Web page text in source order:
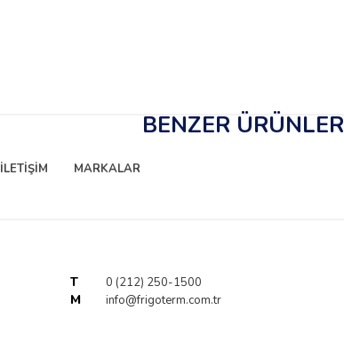
BENZER ÜRÜNLER
İLETİŞİM MARKALAR
T 0 (212) 250-1500
M info@frigoterm.com.tr